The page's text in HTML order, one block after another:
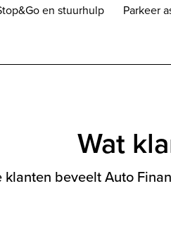
en stuurhulp
Parkeer
Wat
klanten beveelt Auto